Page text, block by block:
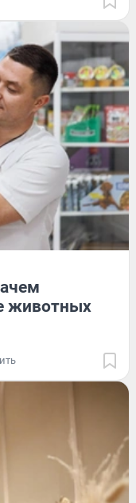
животных